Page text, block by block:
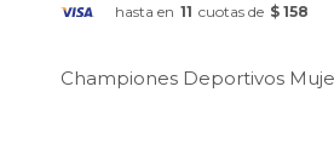
hasta en 11 cuotas de $ 158
Championes Deportivos